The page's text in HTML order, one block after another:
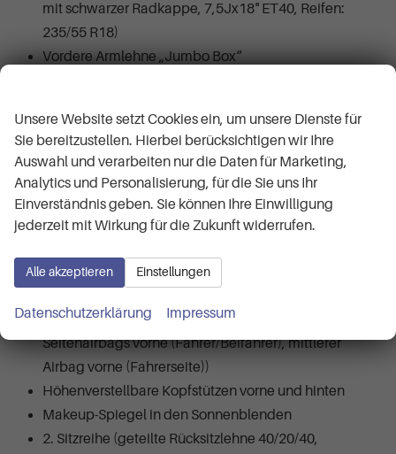
mit schwarzer Radkappe, 7,5Jx18" ET40, Reifen:
235/55 R18)
Vordere Armlehne „Jumbo Box“
Display, Sprachsteuerung (deutsch/englisch),
Gestensteuerung, WebRadio, WLAN (Hotspot),
Ready4NAVI (nachträglich erwerbbare
Navigationsfunktion))
LED-Hauptscheinwerfer
LED-Rückleuchten
abschaltbar), Vorhangairbags vorne und hinten,
Seitenairbags vorne (Fahrer/Beifahrer), mittlerer
Airbag vorne (Fahrerseite))
Höhenverstellbare Kopfstützen vorne und hinten
Makeup-Spiegel in den Sonnenblenden
2. Sitzreihe (geteilte Rücksitzlehne 40/20/40,
Unsere Website setzt Cookies ein, um unsere Dienste für
Sie bereitzustellen. Hierbei berücksichtigen wir Ihre
Auswahl und verarbeiten nur die Daten für Marketing,
Analytics und Personalisierung, für die Sie uns Ihr
Einverständnis geben. Sie können Ihre Einwilligung
jederzeit mit Wirkung für die Zukunft widerrufen.
Alle akzeptieren Einstellungen
Datenschutzerklärung Impressum